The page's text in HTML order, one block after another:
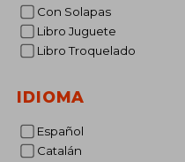
Con Solapas
Libro Juguete
Libro Troquelado
IDIOMA
Español
Catalán